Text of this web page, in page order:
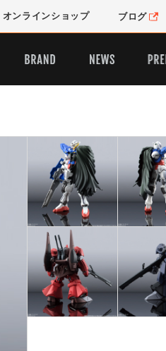
オンラインショップ ブログ